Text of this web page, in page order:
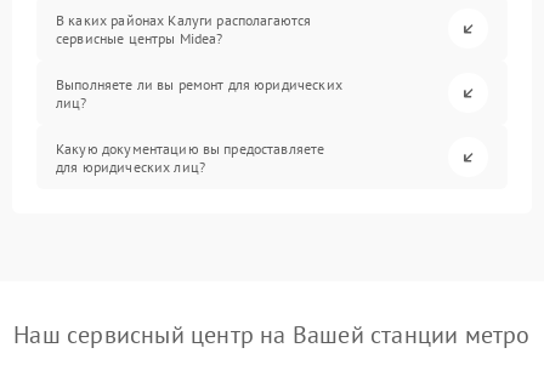
В каких районах Калуги располагаются
сервисные центры Midea?
Выполняете ли вы ремонт для юридических
лиц?
Какую документацию вы предоставляете
для юридических лиц?
Наш сервисный центр на Вашей станции метро